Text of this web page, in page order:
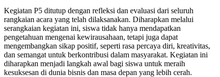
Kegiatan P5 ditutup dengan refleksi dan evaluasi dari seluruh
rangkaian acara yang telah dilaksanakan. Diharapkan melalui
serangkaian kegiatan ini, siswa tidak hanya mendapatkan
pengetahuan mengenai kewirausahaan, tetapi juga dapat
mengembangkan sikap positif, seperti rasa percaya diri, kreativitas,
dan semangat untuk berkontribusi dalam masyarakat. Kegiatan ini
diharapkan menjadi langkah awal bagi siswa untuk meraih
kesuksesan di dunia bisnis dan masa depan yang lebih cerah.